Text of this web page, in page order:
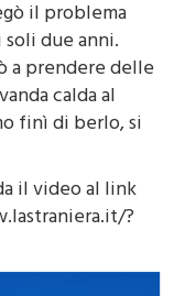
perché non
il problema
due anni.
prendere delle
calda al
finì di berlo, si
il video al link
?